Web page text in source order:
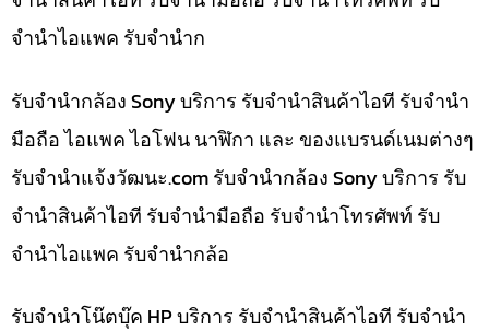
จำนำไอแพค รับจำนำก
รับจำนำกล้อง Sony บริการ รับจำนำสินค้าไอที รับจำนำ
มือถือ ไอแพค ไอโฟน นาฬิกา และ ของแบรนด์เนมต่างๆ
รับจํานําแจ้งวัฒนะ.com รับจำนำกล้อง Sony บริการ รับ
จำนำสินค้าไอที รับจำนำมือถือ รับจำนำโทรศัพท์ รับ
จำนำไอแพค รับจำนำกล้อ
รับจำนำโน๊ตบุ๊ค HP บริการ รับจำนำสินค้าไอที รับจำนำ